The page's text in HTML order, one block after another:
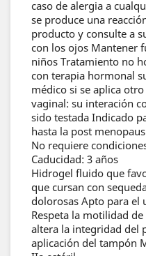
caso de alergia a
se produce una
producto y consulte a
con los ojos Mantener
niños Tratamiento no
con terapia hormonal
médico si se aplica
vaginal: su interación
sido testada Indicado
hasta la post
No requiere
Caducidad: 3 años
Hidrogel fluido que
que cursan con
dolorosas Apto para el
Respeta la motilidad
altera la integridad del
aplicación del tampón